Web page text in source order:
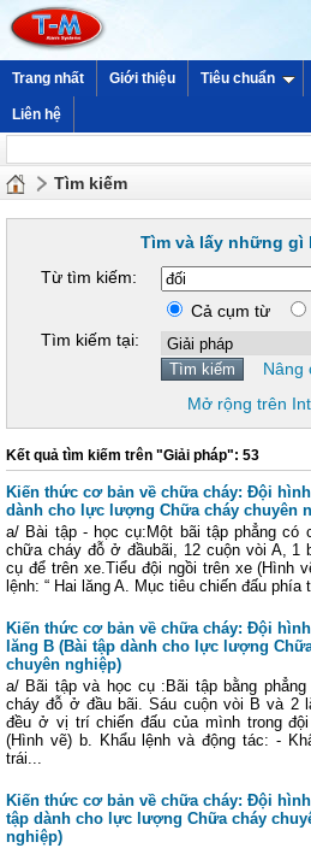
Trang nhất Giới thiệu Tiêu chuẩn
Liên hệ
Tìm kiếm
Tìm và lấy những gì
Từ tìm kiếm:
Cả cụm từ
Tìm kiếm tại:
Nâng
Mở rộng trên
Kết quả tìm kiếm trên "Giải pháp": 53
Kiến thức cơ bản về chữa cháy: Đội
dành cho lực lượng Chữa cháy chuyên
a/ Bài tập - học cụ:Một bãi tập phẳng có
chữa cháy đỗ ở đầubãi, 12 cuộn vòi A, 1
cụ để trên xe.Tiểu đội ngồi trên xe (Hình
lệnh: “ Hai lăng A. Mục tiêu chiến đấu phía
Kiến thức cơ bản về chữa cháy: Đội
lăng B (Bài tập dành cho lực lượng
chuyên nghiệp)
a/ Bãi tập và học cụ :Bãi tập bằng
cháy đỗ ở đầu bãi. Sáu cuộn vòi B và 2
đều ở vị trí chiến đấu của mình trong
(Hình vẽ) b. Khẩu lệnh và động tác: -
trái...
Kiến thức cơ bản về chữa cháy: Đội
tập dành cho lực lượng Chữa cháy
nghiệp)